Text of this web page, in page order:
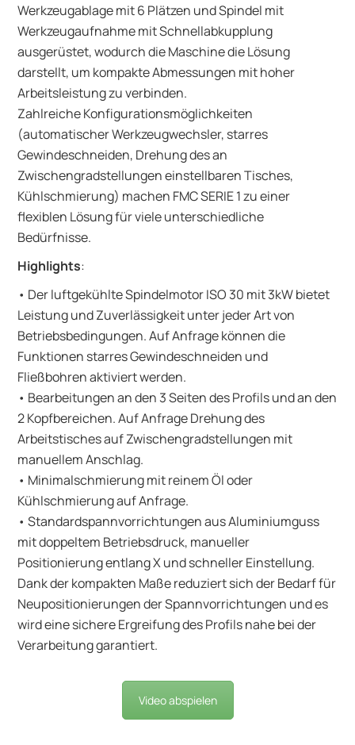
Werkzeugablage mit 6 Plätzen und Spindel mit
Werkzeugaufnahme mit Schnellabkupplung
ausgerüstet, wodurch die Maschine die Lösung
darstellt, um kompakte Abmessungen mit hoher
Arbeitsleistung zu verbinden.
Zahlreiche Konfigurationsmöglichkeiten
(automatischer Werkzeugwechsler, starres
Gewindeschneiden, Drehung des an
Zwischengradstellungen einstellbaren Tisches,
Kühlschmierung) machen FMC SERIE 1 zu einer
flexiblen Lösung für viele unterschiedliche
Bedürfnisse.
Highlights:
• Der luftgekühlte Spindelmotor ISO 30 mit 3kW bietet
Leistung und Zuverlässigkeit unter jeder Art von
Betriebsbedingungen. Auf Anfrage können die
Funktionen starres Gewindeschneiden und
Fließbohren aktiviert werden.
• Bearbeitungen an den 3 Seiten des Profils und an den
2 Kopfbereichen. Auf Anfrage Drehung des
Arbeitstisches auf Zwischengradstellungen mit
manuellem Anschlag.
• Minimalschmierung mit reinem Öl oder
Kühlschmierung auf Anfrage.
• Standardspannvorrichtungen aus Aluminiumguss
mit doppeltem Betriebsdruck, manueller
Positionierung entlang X und schneller Einstellung.
Dank der kompakten Maße reduziert sich der Bedarf für
Neupositionierungen der Spannvorrichtungen und es
wird eine sichere Ergreifung des Profils nahe bei der
Verarbeitung garantiert.
Video abspielen